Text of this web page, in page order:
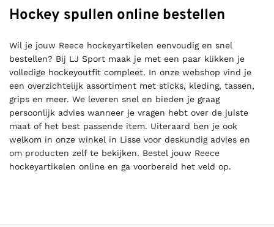
Hockey spullen online bestellen
Wil je jouw Reece hockeyartikelen eenvoudig en snel
bestellen? Bij LJ Sport maak je met een paar klikken je
volledige hockeyoutfit compleet. In onze webshop vind je
een overzichtelijk assortiment met sticks, kleding, tassen,
grips en meer. We leveren snel en bieden je graag
persoonlijk advies wanneer je vragen hebt over de juiste
maat of het best passende item. Uiteraard ben je ook
welkom in onze winkel in Lisse voor deskundig advies en
om producten zelf te bekijken. Bestel jouw Reece
hockeyartikelen online en ga voorbereid het veld op.